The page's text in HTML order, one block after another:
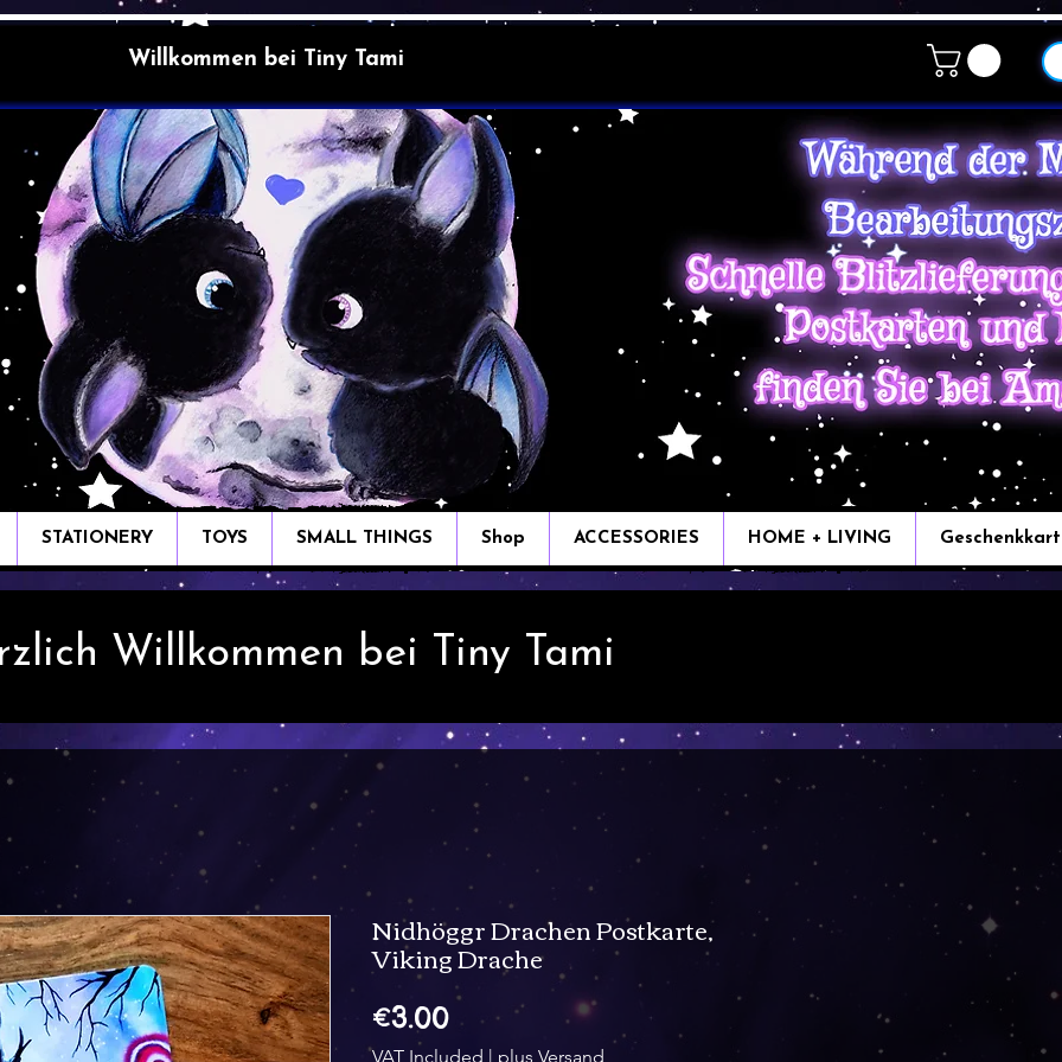
Willkommen bei Tiny Tami
STATIONERY TOYS SMALL THINGS Shop ACCESSORIES HOME + LIVING
Willkommen bei Tiny Tami
Nidhöggr Drachen Postkarte,
Viking Drache
€3.00Price
VAT Included | plus Versand